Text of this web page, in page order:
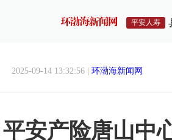
平安人寿
2025-09-14 13:32:56 | 环渤海新闻网
平安产险唐山中